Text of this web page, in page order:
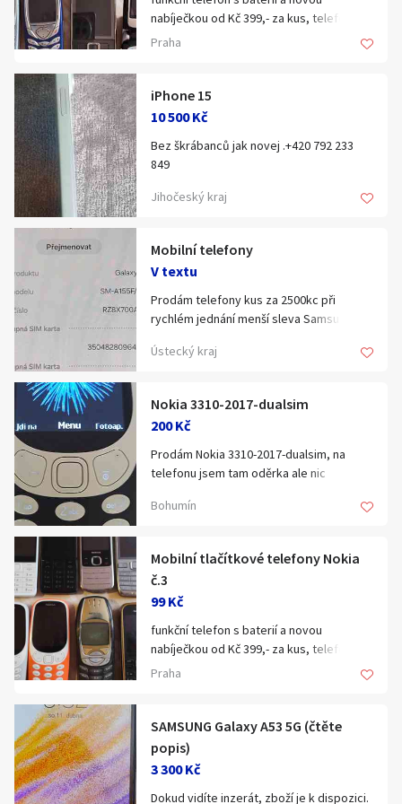
nabíječkou od Kč 399,- za kus, telefon na
opravu nebo na náhradní díly bez baterie
Prostřední řada : 2x 3100, 1112 a 8310.
Dolní řada : 2x 6100, E66-1, 6101 a C3-01.
Praha
iPhone 15
10 500 Kč
Bez škrábanců jak novej .+420 792 233
849
Jihočeský kraj
Mobilní telefony
V textu
Prodám telefony kus za 2500kc při
rychlém jednání menší sleva Samsung
Ústecký kraj
Nokia 3310-2017-dualsim
200 Kč
Prodám Nokia 3310-2017-dualsim, na
telefonu jsem tam oděrka ale nic
převzetí v Bohumíně nebo poštou, po
Bohumín
Mobilní tlačítkové telefony Nokia
č.3
99 Kč
funkční telefon s baterií a novou
nabíječkou od Kč 399,- za kus, telefon na
opravu nebo na náhradní díly bez baterie
953), 6700c-1 (RM-470), E52-1 (RM-469) a
6230 (RM-12).
Dolní řada : 3x 3310 (model 2017, TA-
1030), 6310i, 3720c-2 (RM-518) a C5-00
(RM-645).
Praha
SAMSUNG Galaxy A53 5G (čtěte
popis)
3 300 Kč
Dokud vidíte inzerát, zboží je k dispozici.
Hledat v textu
Nabídka/poptávka
Výrobce / značka
Nokia
Samsung
Sony Ericsson
Zobrazit vše